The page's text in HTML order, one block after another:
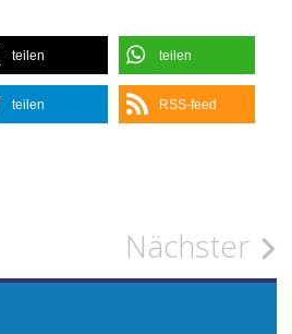
teilen teilen
teilen RSS-feed
Nächster